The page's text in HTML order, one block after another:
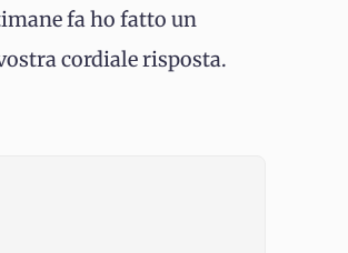
fa ho fatto un
cordiale risposta.